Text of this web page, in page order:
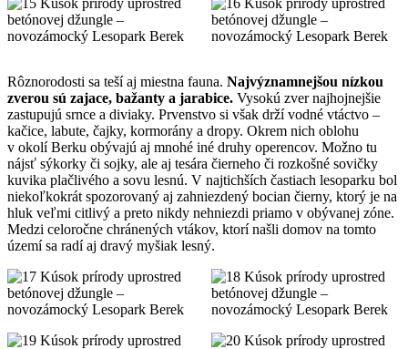
Rôznorodosti sa teší aj miestna fauna. Najvýznamnejšou nízkou
zverou sú zajace, bažanty a jarabice. Vysokú zver najhojnejšie
zastupujú srnce a diviaky. Prvenstvo si však drží vodné vtáctvo –
kačice, labute, čajky, kormorány a dropy. Okrem nich oblohu
v okolí Berku obývajú aj mnohé iné druhy operencov. Možno tu
nájsť sýkorky či sojky, ale aj tesára čierneho či rozkošné sovičky
kuvika plačlivého a sovu lesnú. V najtichších častiach lesoparku bol
niekoľkokrát spozorovaný aj zahniezdený bocian čierny, ktorý je na
hluk veľmi citlivý a preto nikdy nehniezdi priamo v obývanej zóne.
Medzi celoročne chránených vtákov, ktorí našli domov na tomto
území sa radí aj dravý myšiak lesný.